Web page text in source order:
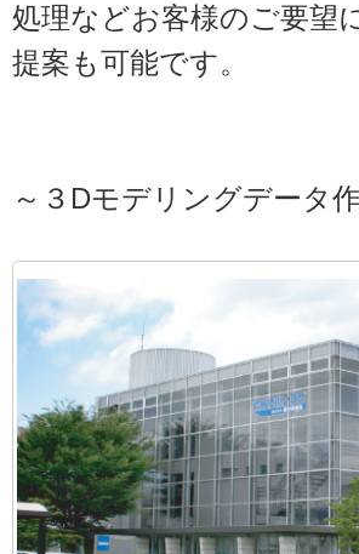
処理などお客様のご要望
提案も可能です。
～３Dモデリングデータ